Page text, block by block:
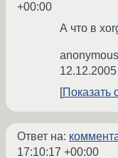
+00:00
А что в
anonymous
Показать
Ответ на:
17:10:17 +00:00